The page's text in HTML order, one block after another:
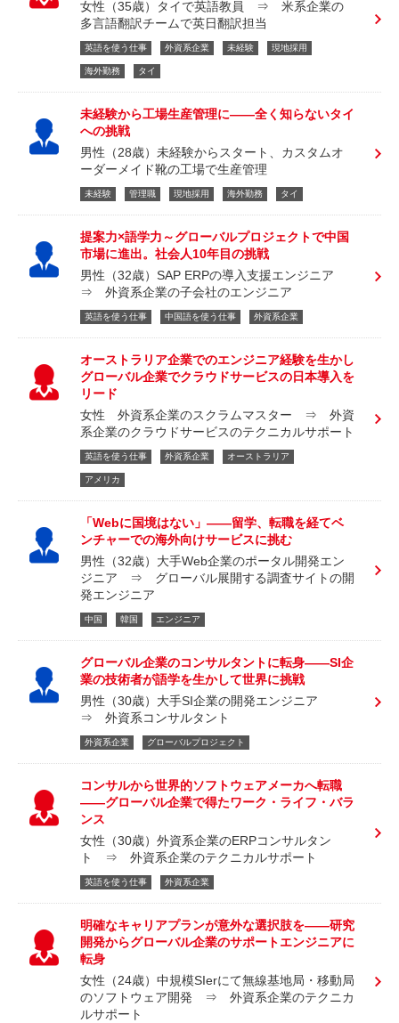
女性（35歳）タイで英語教員 ⇒ 米系企業の
多言語翻訳チームで英日翻訳担当
英語を使う仕事 外資系企業 未経験 現地採用
海外勤務 タイ
未経験から工場生産管理に――全く知らないタイ
への挑戦
男性（28歳）未経験からスタート、カスタムオ
ーダーメイド靴の工場で生産管理
未経験 管理職 現地採用 海外勤務 タイ
提案力×語学力～グローバルプロジェクトで中国
市場に進出。社会人10年目の挑戦
男性（32歳）SAP ERPの導入支援エンジニア
⇒ 外資系企業の子会社のエンジニア
英語を使う仕事 中国語を使う仕事 外資系企業
オーストラリア企業でのエンジニア経験を生かし
グローバル企業でクラウドサービスの日本導入を
リード
女性 外資系企業のスクラムマスター ⇒ 外資
系企業のクラウドサービスのテクニカルサポート
英語を使う仕事 外資系企業 オーストラリア
アメリカ
「Webに国境はない」――留学、転職を経てベ
ンチャーでの海外向けサービスに挑む
男性（32歳）大手Web企業のポータル開発エン
ジニア ⇒ グローバル展開する調査サイトの開
発エンジニア
中国 韓国 エンジニア
グローバル企業のコンサルタントに転身――SI企
業の技術者が語学を生かして世界に挑戦
男性（30歳）大手SI企業の開発エンジニア
⇒ 外資系コンサルタント
外資系企業 グローバルプロジェクト
コンサルから世界的ソフトウェアメーカへ転職
――グローバル企業で得たワーク・ライフ・バラ
ンス
女性（30歳）外資系企業のERPコンサルタン
ト ⇒ 外資系企業のテクニカルサポート
英語を使う仕事 外資系企業
明確なキャリアプランが意外な選択肢を――研究
開発からグローバル企業のサポートエンジニアに
転身
女性（24歳）中規模SIerにて無線基地局・移動局
のソフトウェア開発 ⇒ 外資系企業のテクニカ
ルサポート